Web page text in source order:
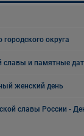
городского округа
славы и памятные
женский день
славы России -